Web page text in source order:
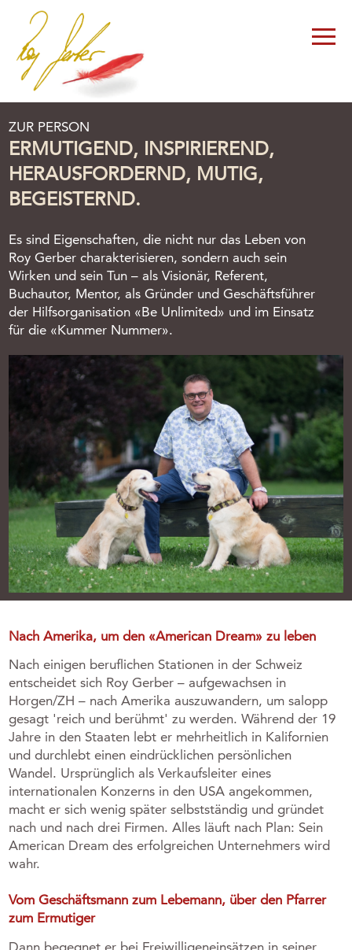
ZUR PERSON
ERMUTIGEND, INSPIRIEREND,
HERAUSFORDERND, MUTIG,
BEGEISTERND.
Es sind Eigenschaften, die nicht nur das Leben von
Roy Gerber charakterisieren, sondern auch sein
Wirken und sein Tun – als Visionär, Referent,
Buchautor, Mentor, als Gründer und Geschäftsführer
der Hilfsorganisation «Be Unlimited» und im Einsatz
für die «Kummer Nummer».
Nach Amerika, um den «American Dream» zu leben
Nach einigen beruflichen Stationen in der Schweiz
entscheidet sich Roy Gerber – aufgewachsen in
Horgen/ZH – nach Amerika auszuwandern, um salopp
gesagt 'reich und berühmt' zu werden. Während der 19
Jahre in den Staaten lebt er mehrheitlich in Kalifornien
und durchlebt einen eindrücklichen persönlichen
Wandel. Ursprünglich als Verkaufsleiter eines
internationalen Konzerns in den USA angekommen,
macht er sich wenig später selbstständig und gründet
nach und nach drei Firmen. Alles läuft nach Plan: Sein
American Dream des erfolgreichen Unternehmers wird
wahr.
Vom Geschäftsmann zum Lebemann, über den Pfarrer
zum Ermutiger
Dann begegnet er bei Freiwilligeneinsätzen in seiner